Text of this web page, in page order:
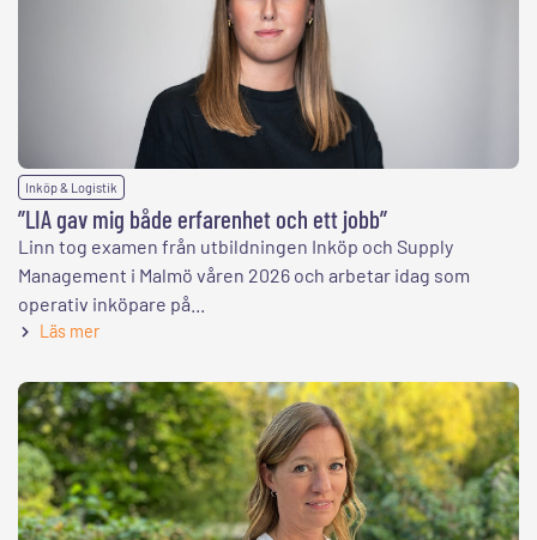
Inköp & Logistik
”LIA gav mig både erfarenhet och ett jobb”
Linn tog examen från utbildningen Inköp och Supply
Management i Malmö våren 2026 och arbetar idag som
operativ inköpare på...
Läs mer